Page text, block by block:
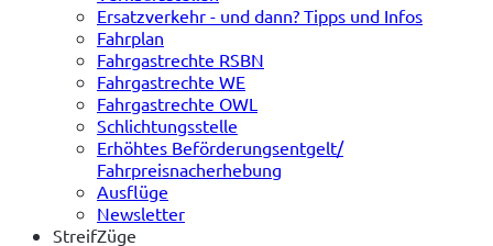
Ersatzverkehr - und dann? Tipps und Infos
Fahrplan
Fahrgastrechte RSBN
Fahrgastrechte WE
Fahrgastrechte OWL
Schlichtungsstelle
Erhöhtes Beförderungsentgelt/
Fahrpreisnacherhebung
Ausflüge
Newsletter
StreifZüge